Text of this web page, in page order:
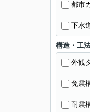
都市
下水
構造・工法
外観
免震
耐震